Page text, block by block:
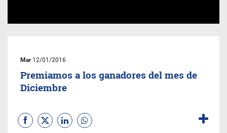
Mar12/01/2016
Premiamos a los ganadores del mes de
Diciembre